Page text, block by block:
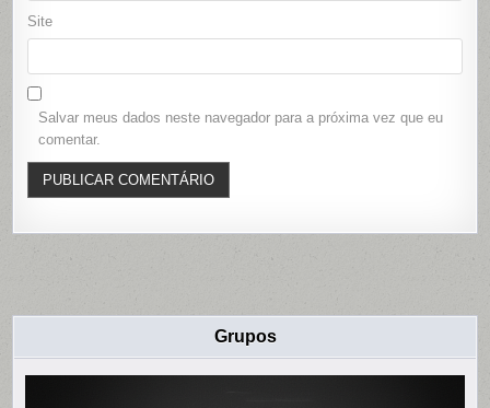
Site
Salvar meus dados neste navegador para a próxima vez que eu
comentar.
Grupos